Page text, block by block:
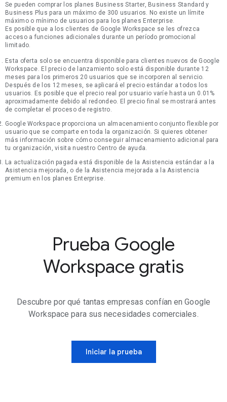
Se pueden comprar los planes Business Starter, Business Standard y
Business Plus para un máximo de 300 usuarios. No existe un límite
máximo o mínimo de usuarios para los planes Enterprise.
Es posible que a los clientes de Google Workspace se les ofrezca
acceso a funciones adicionales durante un período promocional
limitado.
Esta oferta solo se encuentra disponible para clientes nuevos de Google
Workspace. El precio de lanzamiento solo está disponible durante 12
meses para los primeros 20 usuarios que se incorporen al servicio.
Después de los 12 meses, se aplicará el precio estándar a todos los
usuarios. Es posible que el precio real por usuario varíe hasta un 0.01%
aproximadamente debido al redondeo. El precio final se mostrará antes
de completar el proceso de registro.
Google Workspace proporciona un almacenamiento conjunto flexible por
usuario que se comparte en toda la organización. Si quieres obtener
más información sobre cómo conseguir almacenamiento adicional para
tu organización, visita nuestro Centro de ayuda.
La actualización pagada está disponible de la Asistencia estándar a la
Asistencia mejorada, o de la Asistencia mejorada a la Asistencia
premium en los planes Enterprise.
Prueba Google
Workspace gratis
Descubre por qué tantas empresas confían en Google
Workspace para sus necesidades comerciales.
Iniciar la prueba